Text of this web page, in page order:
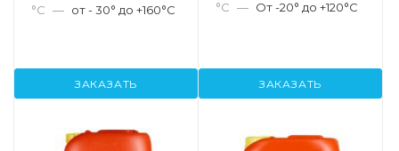
°С — от - 30° до +160°C
ЗАКАЗАТЬ
°С — От -20° до +120°С
ЗАКАЗАТЬ